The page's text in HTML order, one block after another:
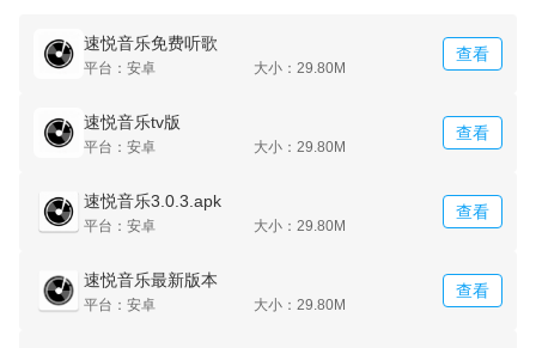
《速悦音乐无广告》功能介绍：
1.自动的会推荐最火的音乐，用户可以在任何时间段进行
速悦音乐免费听歌
平台：安卓 大小：29.80M
查看
速悦音乐tv版
平台：安卓 大小：29.80M
查看
速悦音乐3.0.3.apk
平台：安卓 大小：29.80M
查看
速悦音乐最新版本
平台：安卓 大小：29.80M
查看